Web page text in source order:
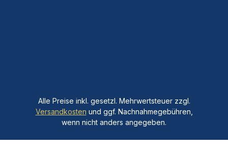
Alle Preise inkl. gesetzl. Mehrwertsteuer zzgl.
Versandkosten und ggf. Nachnahmegebühren,
wenn nicht anders angegeben.